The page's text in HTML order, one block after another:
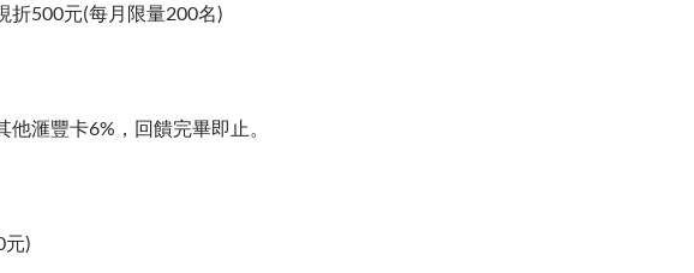
折500元(每月限量200名)
滙豐卡6%，回饋完畢即止。
元)